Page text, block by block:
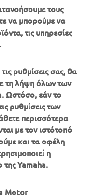
υιοθέτησε το
της Yamaha, καθώς
που ενίσχυε τη
Για 4-χρονος
Motor Co., Ltd.
τους
να μπορούμε να
τις υπηρεσίες
ρυθμίσεις σας, θα
τη λήψη όλων των
Ωστόσο, εάν το
ρυθμίσεις των
περισσότερα
με τον ιστότοπό
και τα οφέλη
η
Yamaha.
Motor